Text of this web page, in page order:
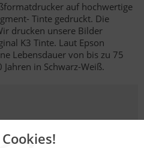
auf hochwertige
Tinte gedruckt. Die
drucken unsere Bilder
K3 Tinte. Laut Epson
Lebensdauer von bis zu 75
in Schwarz-Weiß.